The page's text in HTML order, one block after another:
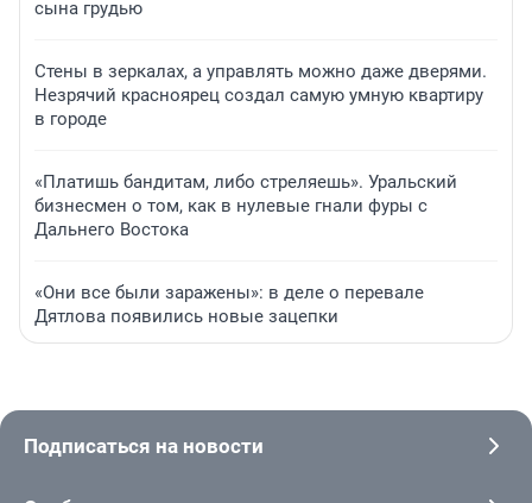
сына грудью
Стены в зеркалах, а управлять можно даже дверями.
Незрячий красноярец создал самую умную квартиру
в городе
«Платишь бандитам, либо стреляешь». Уральский
бизнесмен о том, как в нулевые гнали фуры с
Дальнего Востока
«Они все были заражены»: в деле о перевале
Дятлова появились новые зацепки
Подписаться на новости